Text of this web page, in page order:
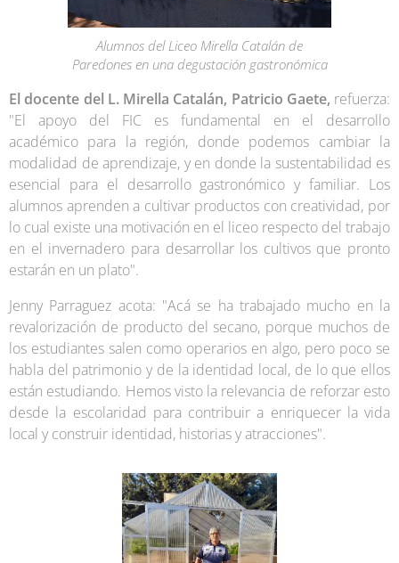
Alumnos del Liceo Mirella Catalán de
Paredones en una degustación gastronómica
El docente del L. Mirella Catalán, Patricio Gaete, refuerza:
"El apoyo del FIC es fundamental en el desarrollo
académico para la región, donde podemos cambiar la
modalidad de aprendizaje, y en donde la sustentabilidad es
esencial para el desarrollo gastronómico y familiar. Los
alumnos aprenden a cultivar productos con creatividad, por
lo cual existe una motivación en el liceo respecto del trabajo
en el invernadero para desarrollar los cultivos que pronto
estarán en un plato".
Jenny Parraguez acota: "Acá se ha trabajado mucho en la
revalorización de producto del secano, porque muchos de
los estudiantes salen como operarios en algo, pero poco se
habla del patrimonio y de la identidad local, de lo que ellos
están estudiando. Hemos visto la relevancia de reforzar esto
desde la escolaridad para contribuir a enriquecer la vida
local y construir identidad, historias y atracciones".